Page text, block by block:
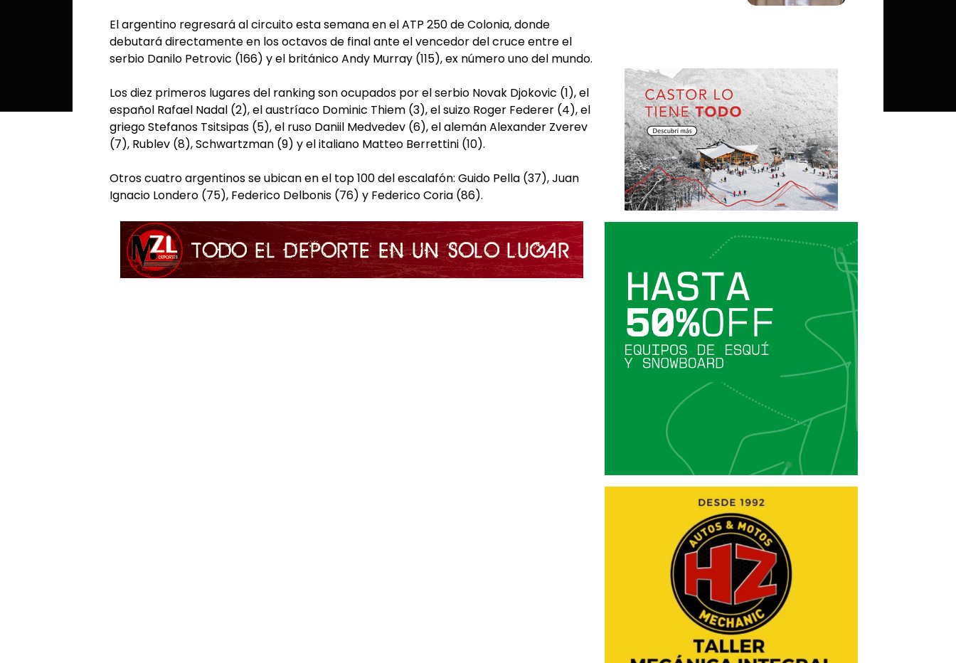
El argentino regresará al circuito esta semana en el ATP 250 de Colonia, donde
debutará directamente en los octavos de final ante el vencedor del cruce entre el
serbio Danilo Petrovic (166) y el británico Andy Murray (115), ex número uno del mundo.
Los diez primeros lugares del ranking son ocupados por el serbio Novak Djokovic (1), el
español Rafael Nadal (2), el austríaco Dominic Thiem (3), el suizo Roger Federer (4), el
griego Stefanos Tsitsipas (5), el ruso Daniil Medvedev (6), el alemán Alexander Zverev
(7), Rublev (8), Schwartzman (9) y el italiano Matteo Berrettini (10).
Otros cuatro argentinos se ubican en el top 100 del escalafón: Guido Pella (37), Juan
Ignacio Londero (75), Federico Delbonis (76) y Federico Coria (86).